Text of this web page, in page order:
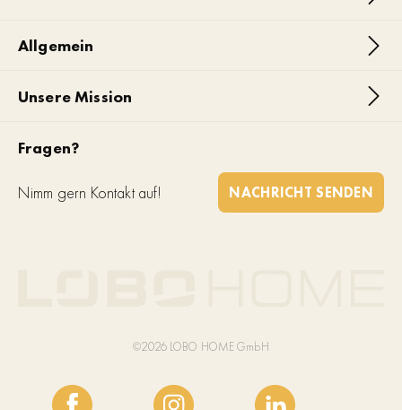
Allgemein
Unsere Mission
Fragen?
Nimm gern Kontakt auf! NACHRICHT SENDEN
©2026 LOBO HOME GmbH